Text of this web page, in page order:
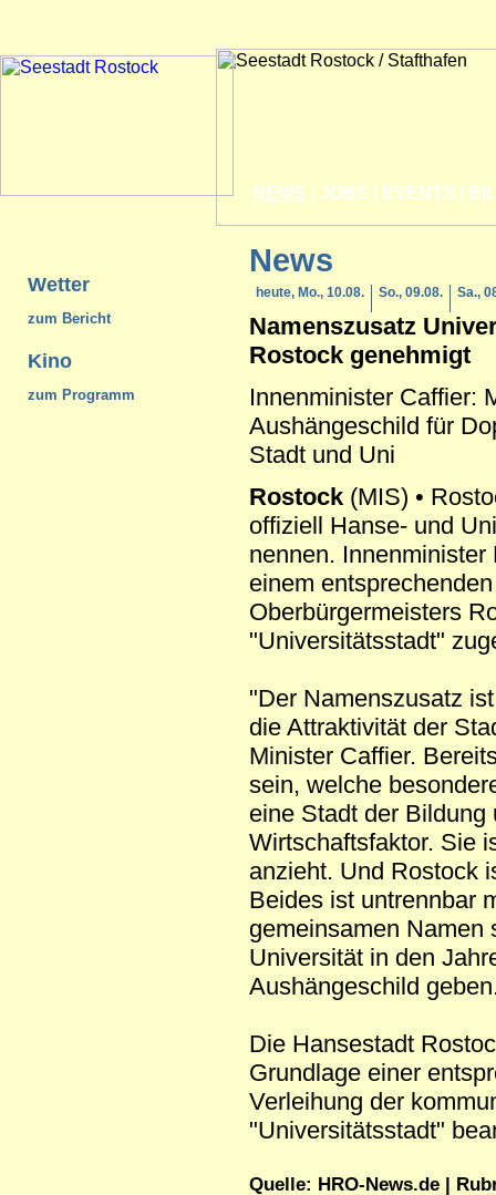
NEWS JOBS EVENTS
Wetter
zum Bericht
Kino
zum Programm
News
heute, Mo., 10.08. So., 09.08. Sa.,
Namenszusatz
Rostock genehmigt
Innenminister Caffier:
Aushängeschild für
Stadt und Uni
Rostock (MIS) •
offiziell Hanse- und
nennen. Innenminister
einem
Oberbürgermeisters
"Universitätsstadt"
"Der Namenszusatz
die Attraktivität der
Minister Caffier.
sein, welche
eine Stadt der
Wirtschaftsfaktor. Sie
anzieht. Und Rostock
Beides ist untrennbar
gemeinsamen Namen
Universität in den
Aushängeschild
Die Hansestadt
Grundlage einer
Verleihung der
"Universitätsstadt"
Quelle: HRO-News.de |